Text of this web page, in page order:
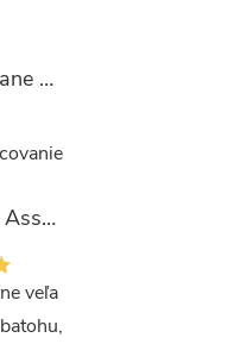
Kapsa na skryté nosenie zbrane OLIVA (veľkosť Glock 17/19)
Batoh US Assault Batoh US Assault "LASER CUT" 36l MULTIT.
veľa